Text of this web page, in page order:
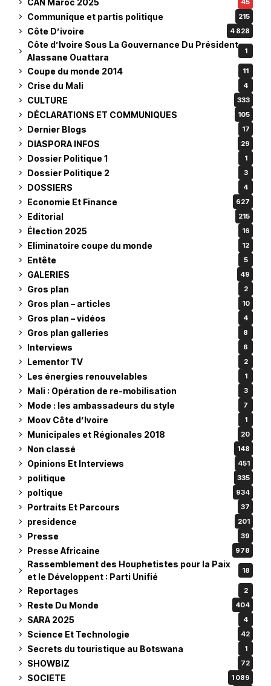
45
Communique et partis politique 215
Côte D’ivoire 4 828
Côte d’Ivoire Sous La Gouvernance Du Président
Alassane Ouattara
1
Coupe du monde 2014 11
Crise du Mali 4
CULTURE 333
DÉCLARATIONS ET COMMUNIQUES 105
Dernier Blogs 17
DIASPORA INFOS 29
Dossier Politique 1 1
Dossier Politique 2 3
DOSSIERS 4
Economie Et Finance 627
Editorial 215
Élection 2025 16
Eliminatoire coupe du monde 12
Entête 5
GALERIES 49
Gros plan 2
Gros plan – articles 10
Gros plan – vidéos 4
Gros plan galleries 8
Interviews 6
Lementor TV 2
Les énergies renouvelables 1
Mali : Opération de re-mobilisation 3
Mode : les ambassadeurs du style 7
Moov Côte d’Ivoire 1
Municipales et Régionales 2018 20
Non classé 148
Opinions Et Interviews 451
politique 335
poltique 934
Portraits Et Parcours 37
presidence 201
Presse 39
Presse Africaine 978
Rassemblement des Houphetistes pour la Paix
et le Développent : Parti Unifié
18
Reportages 2
Reste Du Monde 404
SARA 2025 4
Science Et Technologie 42
Secrets du touristique au Botswana 1
SHOWBIZ 72
SOCIETE 1 089